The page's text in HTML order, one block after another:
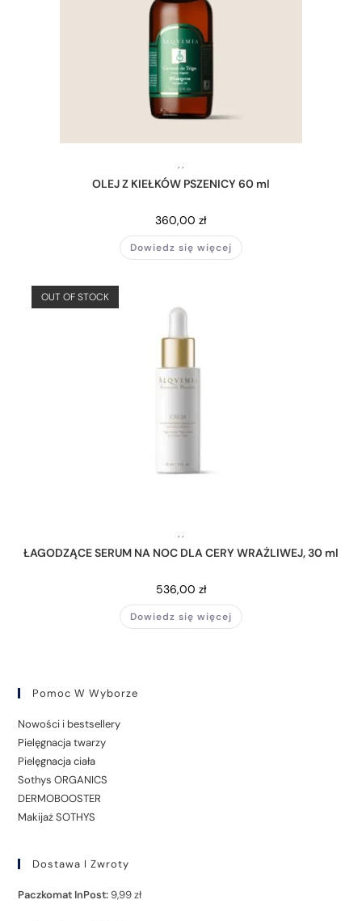
, ,
OLEJ Z KIEŁKÓW PSZENICY 60 ml
360,00 zł
Dowiedz się więcej
OUT OF STOCK
,,
ŁAGODZĄCE SERUM NA NOC DLA CERY WRAŻLIWEJ, 30 ml
536,00 zł
Dowiedz się więcej
Pomoc W Wyborze
Nowości i bestsellery
Pielęgnacja twarzy
Pielęgnacja ciała
Sothys ORGANICS
DERMOBOOSTER
Makijaż SOTHYS
Dostawa I Zwroty
Paczkomat InPost:9,99 zł